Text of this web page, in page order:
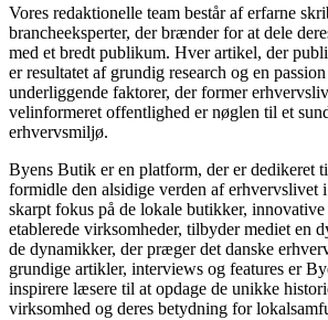
Vores redaktionelle team består af erfarne
brancheeksperter, der brænder for at dele
med et bredt publikum. Hver artikel, der
er resultatet af grundig research og en
underliggende faktorer, der former
velinformeret offentlighed er nøglen til et
erhvervsmiljø.
Byens Butik er en platform, der er dedikeret
formidle den alsidige verden af erhvervslivet
skarpt fokus på de lokale butikker,
etablerede virksomheder, tilbyder mediet en
de dynamikker, der præger det danske
grundige artikler, interviews og features er
inspirere læsere til at opdage de unikke
virksomhed og deres betydning for